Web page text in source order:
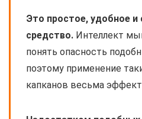
Это простое, удобное
средство. Интеллект
понять опасность
поэтому применение
капканов весьма